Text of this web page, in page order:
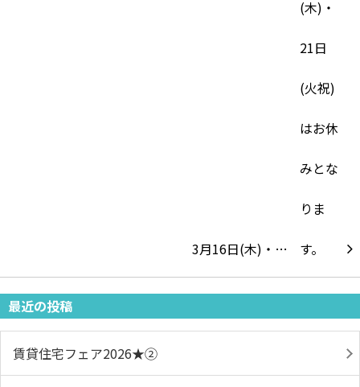
3月16日(木)・…
最近の投稿
賃貸住宅フェア2026★➁